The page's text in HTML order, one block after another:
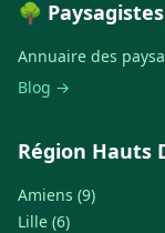
🌳
Annuaire des
Blog →
Région Hauts
Amiens (9)
Lille (6)